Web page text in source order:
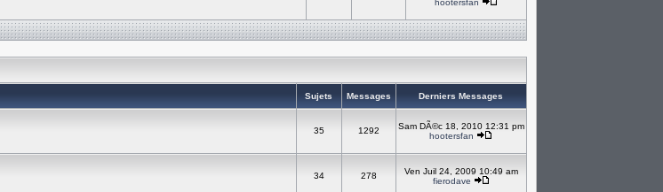
hootersfan
Sujets Messages Derniers Messages
35 1292
Sam DÃ©c 18, 2010 12:31 pm
hootersfan
34 278
Ven Juil 24, 2009 10:49 am
fierodave